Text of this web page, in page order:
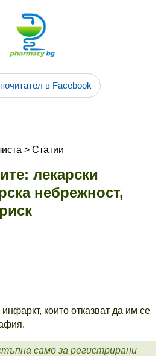
в Facebook
> Статии
лекарски
небрежност,
които отказват да им се
само за регистрирани